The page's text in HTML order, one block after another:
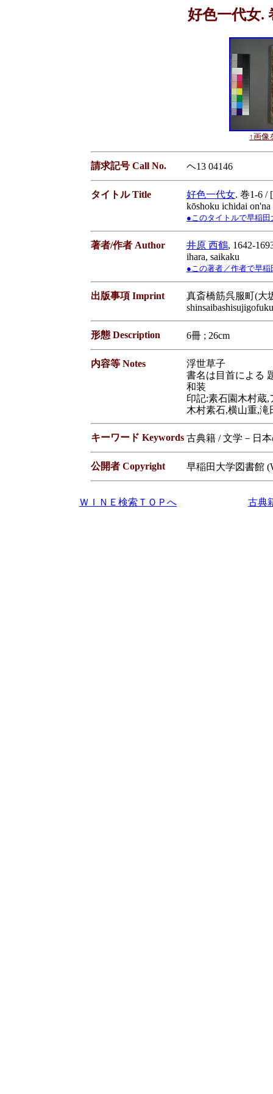
好色一代女.
↑画像
請求記号 Call No. ヘ13 04146
タイトル Title 好色一代女. 巻1-6 /
kōshoku ichidai on'na
●このタイトルで早稲田
著者/作者 Author 井原 西鶴, 1642-
ihara, saikaku
●この著者／作者で早稲
出版事項 Imprint
真斎橋筋呉服町(大
形態 Description 6冊 ; 26cm
内容等 Notes
浮世草子
書名は目首による
和装
印記:素石園木村蔵,
木村素石,横山重,滝
キーワード Keywords 古典籍 / 文学－日
公開者 Copyright 早稲田大学図書館
ＷＩＮＥ検索ＴＯＰへ 古典